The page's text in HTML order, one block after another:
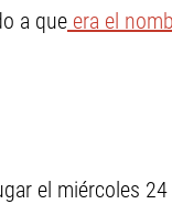
a que era el
el miércoles 24